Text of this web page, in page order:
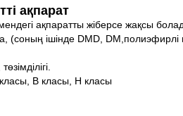
ақпарат
ақпаратты жіберсе жақсы
(соның ішінде DMD, DM,полиэфирлі
В класы, H класы